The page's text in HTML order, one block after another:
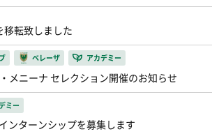
転致しました
ベレーザ アカデミー
メニーナ セレクション開催のお知らせ
ミー
ンターンシップを募集します